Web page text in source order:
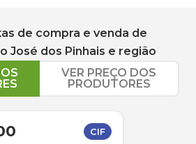
de compra e venda de
José dos Pinhais e região
VER PREÇO DOS
PRODUTORES
CIF